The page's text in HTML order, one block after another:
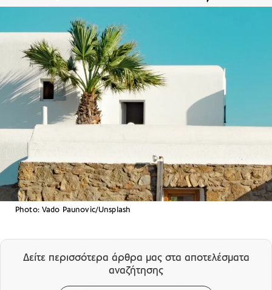
Photo: Vado Paunovic/Unsplash
Δείτε περισσότερα άρθρα μας στα αποτελέσματα
αναζήτησης